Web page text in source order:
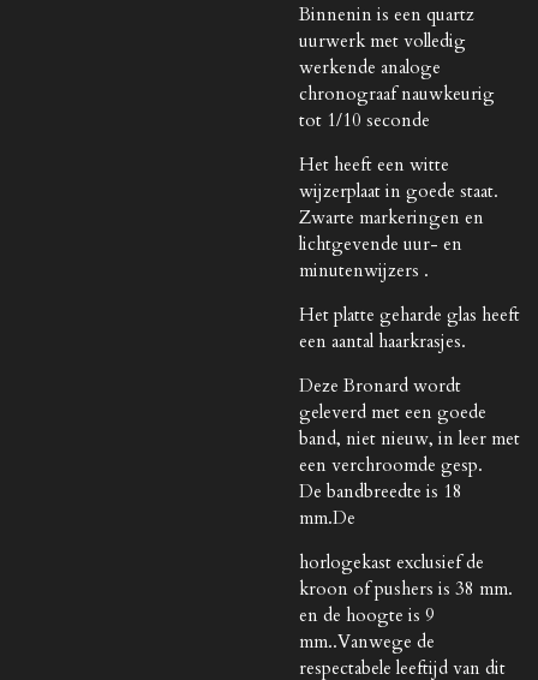
Binnenin is een quartz
uurwerk met volledig
werkende analoge
chronograaf nauwkeurig
tot 1/10 seconde
Het heeft een witte
wijzerplaat in goede staat.
Zwarte markeringen en
lichtgevende uur- en
minutenwijzers .
Het platte geharde glas heeft
een aantal haarkrasjes.
Deze Bronard wordt
geleverd met een goede
band, niet nieuw, in leer met
een verchroomde gesp.
De bandbreedte is 18
mm.De
horlogekast exclusief de
kroon of pushers is 38 mm.
en de hoogte is 9
mm..Vanwege de
respectabele leeftijd van dit